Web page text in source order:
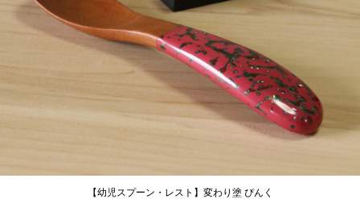
【幼児スプーン・レスト】変わり塗 ぴんく